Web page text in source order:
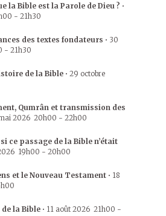
la Bible est la Parole de Dieu ? •
- 21h30
des textes fondateurs • 30
- 21h30
de la Bible • 29 octobre
Qumrân et transmission des
2026 20h00 - 22h00
ce passage de la Bible n’était
19h00 - 20h00
et le Nouveau Testament • 18
de la Bible • 11 août 2026 21h00 -